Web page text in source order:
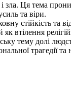
зла. Ця тема
та віри.
стійкість та
втілення
тему долі
трагедії та